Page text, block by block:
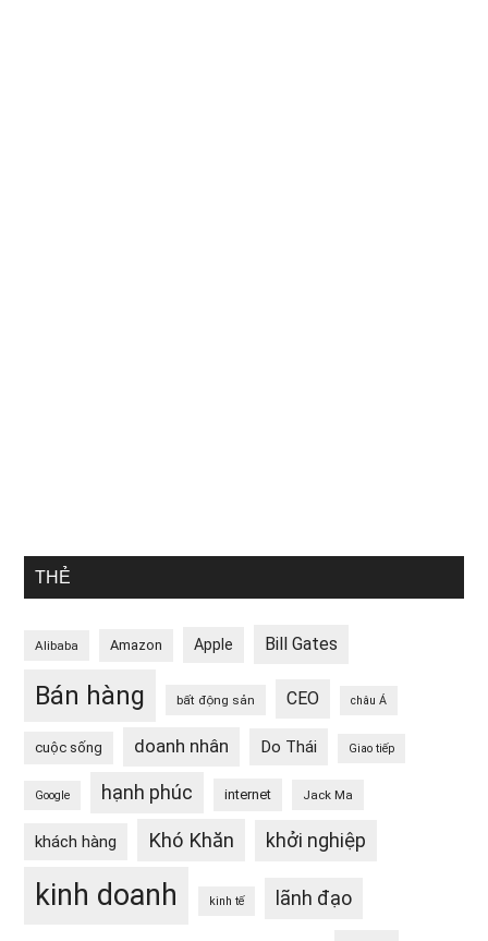
THẺ
Alibaba Amazon Apple Bill Gates
Bán hàng bất động sản CEO châu Á
cuộc sống doanh nhân Do Thái Giao tiếp
Google hạnh phúc internet Jack Ma
khách hàng Khó Khăn khởi nghiệp
kinh doanh kinh tế lãnh đạo